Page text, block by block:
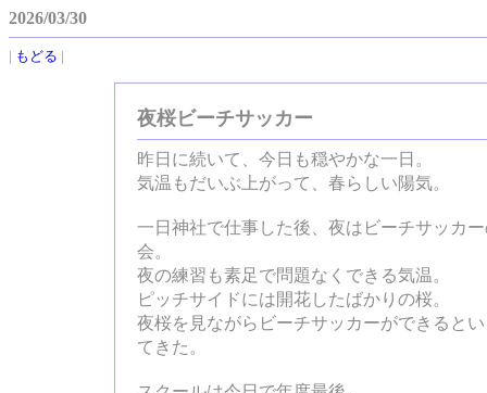
2026/03/30
| もどる |
夜桜ビーチサッカー
昨日に続いて、今日も穏やかな一日。
気温もだいぶ上がって、春らしい陽気。
一日神社で仕事した後、夜はビーチサッカ
会。
夜の練習も素足で問題なくできる気温。
ピッチサイドには開花したばかりの桜。
夜桜を見ながらビーチサッカーができると
てきた。